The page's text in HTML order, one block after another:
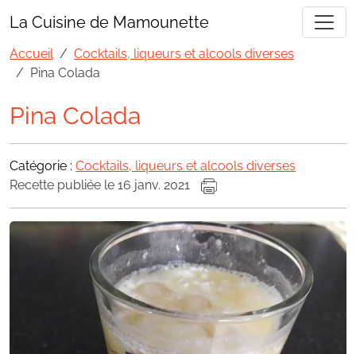
La Cuisine de Mamounette
Accueil
Cocktails, liqueurs et alcools diverses
Pina Colada
Pina Colada
Catégorie : Cocktails, liqueurs et alcools diverses
Recette publiée le 16 janv. 2021